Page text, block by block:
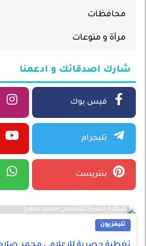
محافظات
مرأة و منوعات
شارك اصدقائك و ادعمنا
فيس بوك
تليجرام
بنتريست
تليفزيون